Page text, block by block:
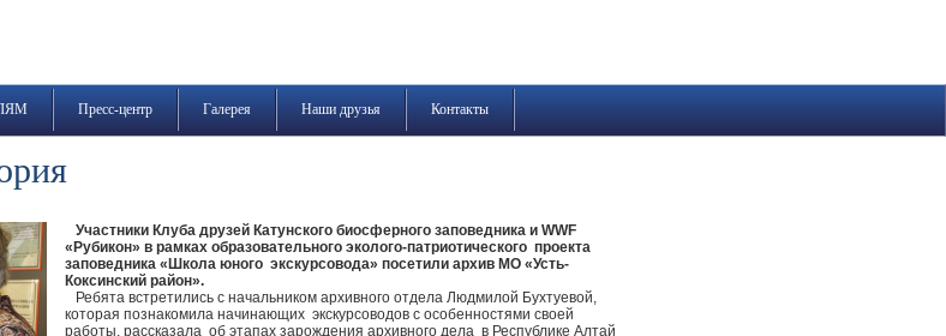
Пресс-центр Галерея Наши друзья Контакты
Участники Клуба друзей Катунского биосферного заповедника и WWF
«Рубикон» в рамках образовательного эколого-патриотического проекта
заповедника «Школа юного экскурсовода» посетили архив МО «Усть-
Коксинский район».
Ребята встретились с начальником архивного отдела Людмилой Бухтуевой,
которая познакомила начинающих экскурсоводов с особенностями своей
работы, рассказала об этапах зарождения архивного дела в Республике Алтай